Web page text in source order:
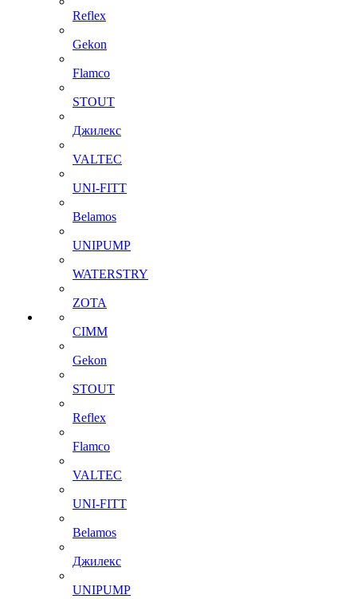
Reflex
Gekon
Flamco
STOUT
Джилекс
VALTEC
UNI-FITT
Belamos
UNIPUMP
WATERSTRY
ZOTA
CIMM
Gekon
STOUT
Reflex
Flamco
VALTEC
UNI-FITT
Belamos
Джилекс
UNIPUMP